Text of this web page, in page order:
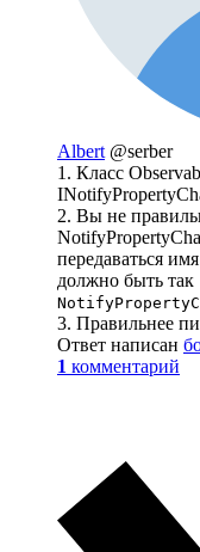
Albert @serber
1. Класс
2. Вы не
передаваться
должно быть так
3. Правильнее
Ответ написан
1 комментарий